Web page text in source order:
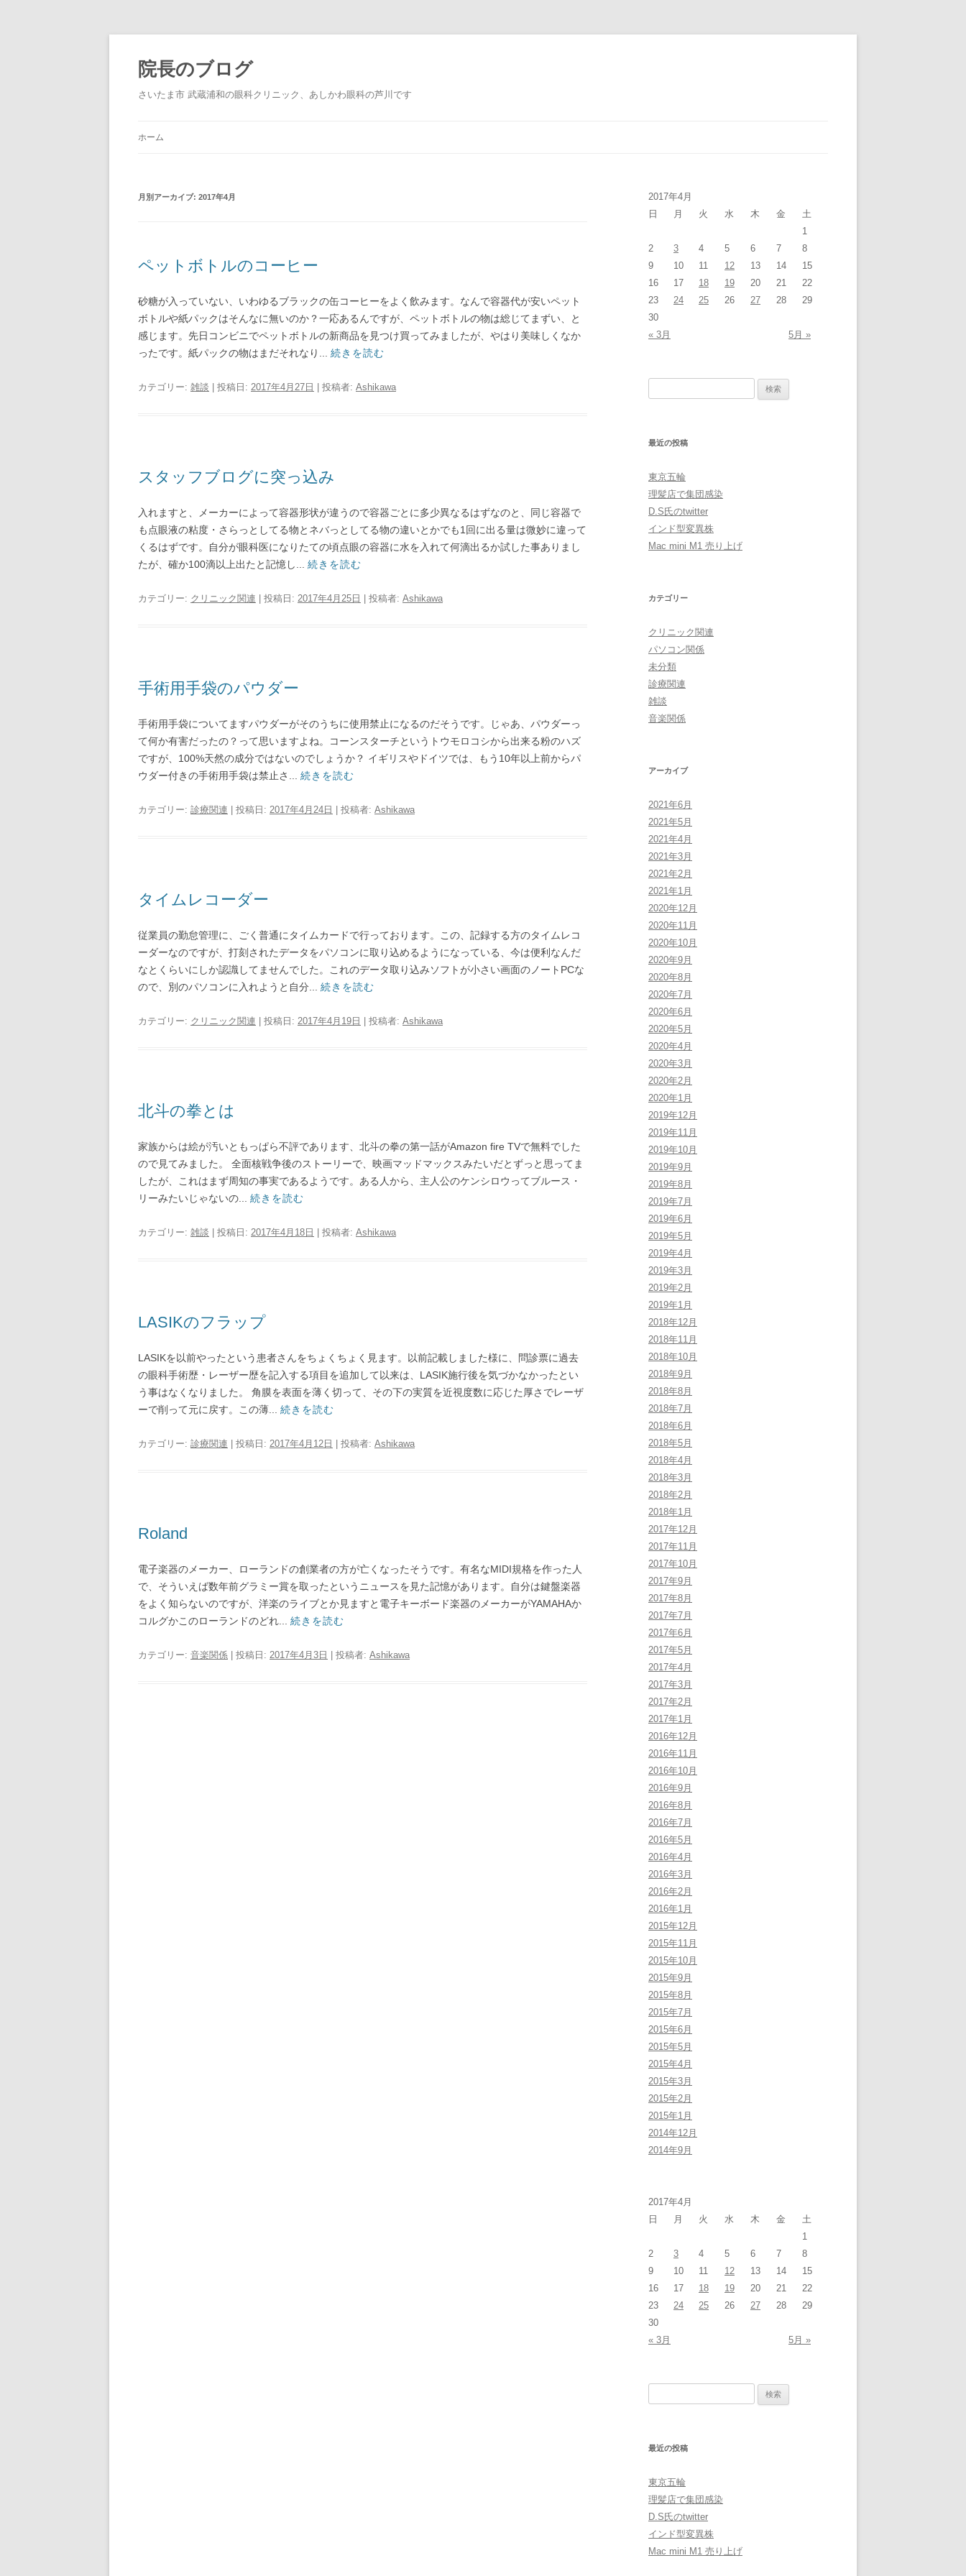
院長のブログ
さいたま市 武蔵浦和の眼科クリニック、あしかわ眼科の芦川です
ホーム
月別アーカイブ: 2017年4月
ペットボトルのコーヒー
砂糖が入っていない、いわゆるブラックの缶コーヒーをよく飲みます。なんで容器代が安いペット
ボトルや紙パックはそんなに無いのか？一応あるんですが、ペットボトルの物は総じてまずい、と
感じます。先日コンビニでペットボトルの新商品を見つけ買ってみましたが、やはり美味しくなか
ったです。紙パックの物はまだそれなり... 続きを読む
カテゴリー: 雑談 | 投稿日: 2017年4月27日 投稿者: Ashikawa
スタッフブログに突っ込み
入れますと、メーカーによって容器形状が違うので容器ごとに多少異なるはずなのと、同じ容器で
も点眼液の粘度・さらっとしてる物とネバっとしてる物の違いとかでも1回に出る量は微妙に違って
くるはずです。自分が眼科医になりたての頃点眼の容器に水を入れて何滴出るか試した事ありまし
たが、確か100滴以上出たと記憶し... 続きを読む
カテゴリー: クリニック関連 | 投稿日: 2017年4月25日 投稿者: Ashikawa
手術用手袋のパウダー
手術用手袋についてますパウダーがそのうちに使用禁止になるのだそうです。じゃあ、パウダーっ
て何か有害だったの？って思いますよね。コーンスターチというトウモロコシから出来る粉のハズ
ですが、100%天然の成分ではないのでしょうか？ イギリスやドイツでは、もう10年以上前からパ
ウダー付きの手術用手袋は禁止さ... 続きを読む
カテゴリー: 診療関連 | 投稿日: 2017年4月24日 投稿者: Ashikawa
タイムレコーダー
従業員の勤怠管理に、ごく普通にタイムカードで行っております。この、記録する方のタイムレコ
ーダーなのですが、打刻されたデータをパソコンに取り込めるようになっている、今は便利なんだ
なとくらいにしか認識してませんでした。これのデータ取り込みソフトが小さい画面のノートPCな
ので、別のパソコンに入れようと自分... 続きを読む
カテゴリー: クリニック関連 | 投稿日: 2017年4月19日 投稿者: Ashikawa
北斗の拳とは
家族からは絵が汚いともっぱら不評であります、北斗の拳の第一話がAmazon fire TVで無料でした
ので見てみました。 全面核戦争後のストーリーで、映画マッドマックスみたいだとずっと思ってま
したが、これはまず周知の事実であるようです。ある人から、主人公のケンシロウってブルース・
リーみたいじゃないの... 続きを読む
カテゴリー: 雑談 | 投稿日: 2017年4月18日 投稿者: Ashikawa
LASIKのフラップ
LASIKを以前やったという患者さんをちょくちょく見ます。以前記載しました様に、問診票に過去
の眼科手術歴・レーザー歴を記入する項目を追加して以来は、LASIK施行後を気づかなかったとい
う事はなくなりました。 角膜を表面を薄く切って、その下の実質を近視度数に応じた厚さでレーザ
ーで削って元に戻す。この薄... 続きを読む
カテゴリー: 診療関連 | 投稿日: 2017年4月12日 投稿者: Ashikawa
Roland
電子楽器のメーカー、ローランドの創業者の方が亡くなったそうです。有名なMIDI規格を作った人
で、そういえば数年前グラミー賞を取ったというニュースを見た記憶があります。自分は鍵盤楽器
をよく知らないのですが、洋楽のライブとか見ますと電子キーボード楽器のメーカーがYAMAHAか
コルグかこのローランドのどれ... 続きを読む
カテゴリー: 音楽関係 | 投稿日: 2017年4月3日 投稿者: Ashikawa
2017年4月
日
月 火 水 木 金
土
1
2
3 4 5 6 7
8
9
10 11 12 13 14
15
16
17 18 19 20 21
22
23
24 25 26 27 28
29
30
« 3月
5月 »
最近の投稿
東京五輪
理髪店で集団感染
D.S氏のtwitter
インド型変異株
Mac mini M1 売り上げ
カテゴリー
クリニック関連
パソコン関係
未分類
診療関連
雑談
音楽関係
アーカイブ
2021年6月
2021年5月
2021年4月
2021年3月
2021年2月
2021年1月
2020年12月
2020年11月
2020年10月
2020年9月
2020年8月
2020年7月
2020年6月
2020年5月
2020年4月
2020年3月
2020年2月
2020年1月
2019年12月
2019年11月
2019年10月
2019年9月
2019年8月
2019年7月
2019年6月
2019年5月
2019年4月
2019年3月
2019年2月
2019年1月
2018年12月
2018年11月
2018年10月
2018年9月
2018年8月
2018年7月
2018年6月
2018年5月
2018年4月
2018年3月
2018年2月
2018年1月
2017年12月
2017年11月
2017年10月
2017年9月
2017年8月
2017年7月
2017年6月
2017年5月
2017年4月
2017年3月
2017年2月
2017年1月
2016年12月
2016年11月
2016年10月
2016年9月
2016年8月
2016年7月
2016年5月
2016年4月
2016年3月
2016年2月
2016年1月
2015年12月
2015年11月
2015年10月
2015年9月
2015年8月
2015年7月
2015年6月
2015年5月
2015年4月
2015年3月
2015年2月
2015年1月
2014年12月
2014年9月
2017年4月
日
月 火 水 木 金
土
1
2
3 4 5 6 7
8
9
10 11 12 13 14
15
16
17 18 19 20 21
22
23
24 25 26 27 28
29
30
« 3月
5月 »
最近の投稿
東京五輪
理髪店で集団感染
D.S氏のtwitter
インド型変異株
Mac mini M1 売り上げ